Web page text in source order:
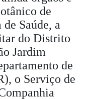
de
Saúde, a
do Distrito
Jardim
de
o Serviço de